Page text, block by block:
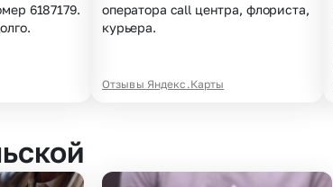
6187179.
оператора call центра, флориста,
курьера.
Отзывы Яндекс.Карты